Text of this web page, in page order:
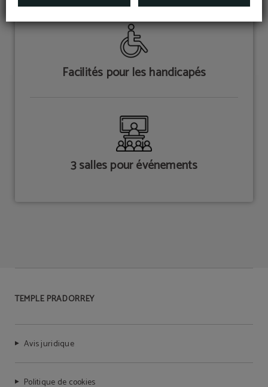
Facilités pour les handicapés
3 salles pour événements
TEMPLE PRADORREY
Avis juridique
Politique de cookies